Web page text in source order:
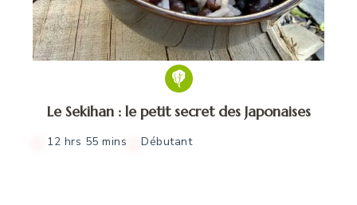
Le Sekihan : le petit secret des Japonaises
12 hrs 55 mins Débutant